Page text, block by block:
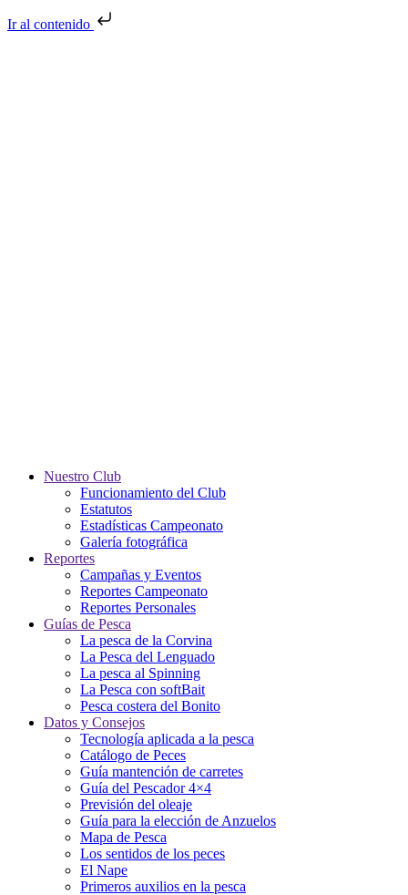
Ir al contenido
Nuestro Club
Funcionamiento del Club
Estatutos
Estadísticas Campeonato
Galería fotográfica
Reportes
Campañas y Eventos
Reportes Campeonato
Reportes Personales
Guías de Pesca
La pesca de la Corvina
La Pesca del Lenguado
La pesca al Spinning
La Pesca con softBait
Pesca costera del Bonito
Datos y Consejos
Tecnología aplicada a la pesca
Catálogo de Peces
Guía mantención de carretes
Guía del Pescador 4×4
Previsión del oleaje
Guía para la elección de Anzuelos
Mapa de Pesca
Los sentidos de los peces
El Nape
Primeros auxilios en la pesca